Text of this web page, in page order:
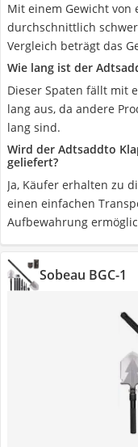
Mit einem Gewicht von
durchschnittlich
Vergleich beträgt das
Wie lang ist der
Dieser Spaten fällt mit
lang aus, da andere
lang sind.
Wird der Adtsaddto
geliefert?
Ja, Käufer erhalten zu
einen einfachen
Aufbewahrung
Sobeau ‎BGC-1